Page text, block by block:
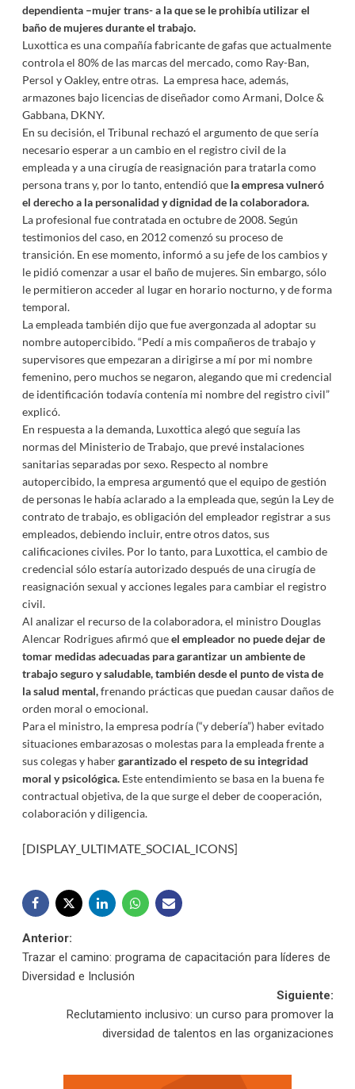
dependienta –mujer trans- a la que se le prohibía utilizar el
baño de mujeres durante el trabajo.
Luxottica es una compañía fabricante de gafas que actualmente
controla el 80% de las marcas del mercado, como Ray-Ban,
Persol y Oakley, entre otras. La empresa hace, además,
armazones bajo licencias de diseñador como Armani, Dolce &
Gabbana, DKNY.
En su decisión, el Tribunal rechazó el argumento de que sería
necesario esperar a un cambio en el registro civil de la
empleada y a una cirugía de reasignación para tratarla como
persona trans y, por lo tanto, entendió que la empresa vulneró
el derecho a la personalidad y dignidad de la colaboradora.
La profesional fue contratada en octubre de 2008. Según
testimonios del caso, en 2012 comenzó su proceso de
transición. En ese momento, informó a su jefe de los cambios y
le pidió comenzar a usar el baño de mujeres. Sin embargo, sólo
le permitieron acceder al lugar en horario nocturno, y de forma
temporal.
La empleada también dijo que fue avergonzada al adoptar su
nombre autopercibido. “Pedí a mis compañeros de trabajo y
supervisores que empezaran a dirigirse a mí por mi nombre
femenino, pero muchos se negaron, alegando que mi credencial
de identificación todavía contenía mi nombre del registro civil”
explicó.
En respuesta a la demanda, Luxottica alegó que seguía las
normas del Ministerio de Trabajo, que prevé instalaciones
sanitarias separadas por sexo. Respecto al nombre
autopercibido, la empresa argumentó que el equipo de gestión
de personas le había aclarado a la empleada que, según la Ley de
contrato de trabajo, es obligación del empleador registrar a sus
empleados, debiendo incluir, entre otros datos, sus
calificaciones civiles. Por lo tanto, para Luxottica, el cambio de
credencial sólo estaría autorizado después de una cirugía de
reasignación sexual y acciones legales para cambiar el registro
civil.
Al analizar el recurso de la colaboradora, el ministro Douglas
Alencar Rodrigues afirmó queel empleador no puede dejar de
tomar medidas adecuadas para garantizar un ambiente de
trabajo seguro y saludable, también desde el punto de vista de
la salud mental,frenando prácticas que puedan causar daños de
orden moral o emocional.
Para el ministro, la empresa podría (“y debería”) haber evitado
situaciones embarazosas o molestas para la empleada frente a
sus colegas y habergarantizado el respeto de su integridad
moral y psicológica. Este entendimiento se basa en la buena fe
contractual objetiva, de la que surge el deber de cooperación,
colaboración y diligencia.
[DISPLAY_ULTIMATE_SOCIAL_ICONS]
Navegación
de
entradas
Anterior:
Trazar el camino: programa de capacitación para líderes de
Diversidad e Inclusión
Siguiente:
Reclutamiento inclusivo: un curso para promover la
diversidad de talentos en las organizaciones